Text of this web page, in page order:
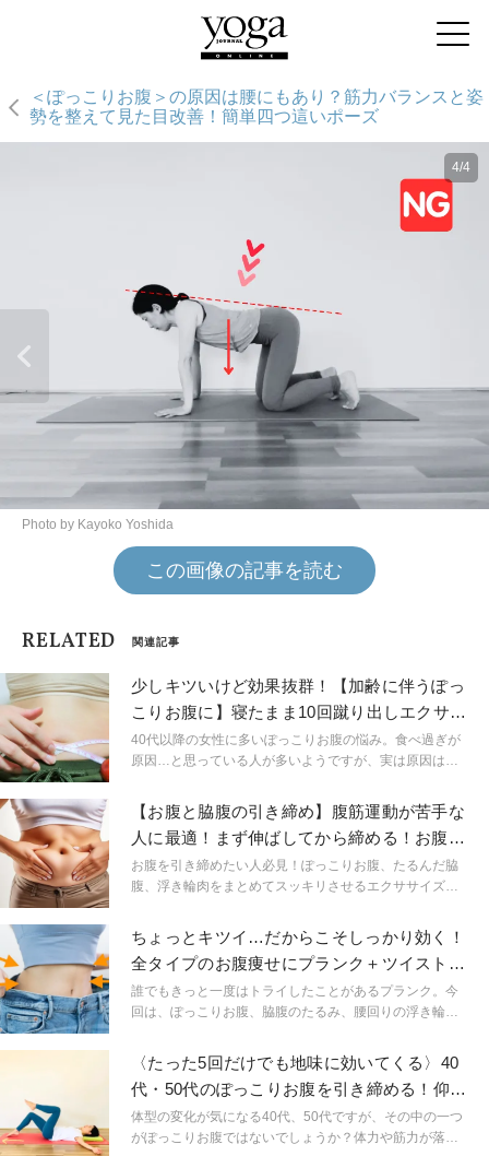
＜ぽっこりお腹＞の原因は腰にもあり？筋力バランスと姿
勢を整えて見た目改善！簡単四つ這いポーズ
4/4
Photo by Kayoko Yoshida
この画像の記事を読む
RELATED 関連記事
少しキツいけど効果抜群！【加齢に伴うぽっ
こりお腹に】寝たまま10回蹴り出しエクササ
イズ
40代以降の女性に多いぽっこりお腹の悩み。食べ過ぎが
原因…と思っている人が多いようですが、実は原因は食
りお腹になってしまう原因を知って、お腹まわりをスッ
キリさせましょう！
【お腹と脇腹の引き締め】腹筋運動が苦手な
人に最適！まず伸ばしてから締める！お腹の
ストレッチエクサ
お腹を引き締めたい人必見！ぽっこりお腹、たるんだ脇
腹、浮き輪肉をまとめてスッキリさせるエクササイズを
手でできない人、そんなあなたでもOK！ポイントはしっ
かり伸ばしてから引き締めることです。ストレッチ効果
のあるヨガポーズを取り入れて、たるみのない引き締ま
ったお腹を目指しましょう。
ちょっとキツイ…だからこそしっかり効く！
全タイプのお腹痩せにプランク＋ツイストエ
クサ
誰でもきっと一度はトライしたことがあるプランク。今
回は、ぽっこりお腹、脇腹のたるみ、腰回りの浮き輪肉
のご紹介です。ちょっときつい…だからこそしっかり効
く！肘をついたプランクにツイストの動きを入れたお腹
痩せエクササイズです。
〈たった5回だけでも地味に効いてくる〉40
代・50代のぽっこりお腹を引き締める！仰向
けプチ筋トレ
体型の変化が気になる40代、50代ですが、その中の一つ
がぽっこりお腹ではないでしょうか？体力や筋力が落ち